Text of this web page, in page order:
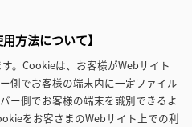
方法について】
。Cookieは、お客様がWebサイト
側でお客様の端末内に一定ファイル
ー側でお客様の端末を識別できるよ
をお客さまのWebサイト上での利